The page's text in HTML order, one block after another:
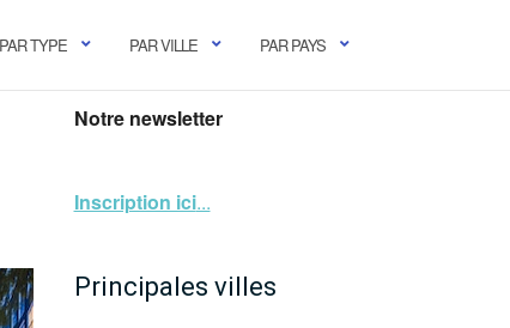
PAR TYPE PAR VILLE PAR PAYS
Notre newsletter
Inscription ici...
Principales villes